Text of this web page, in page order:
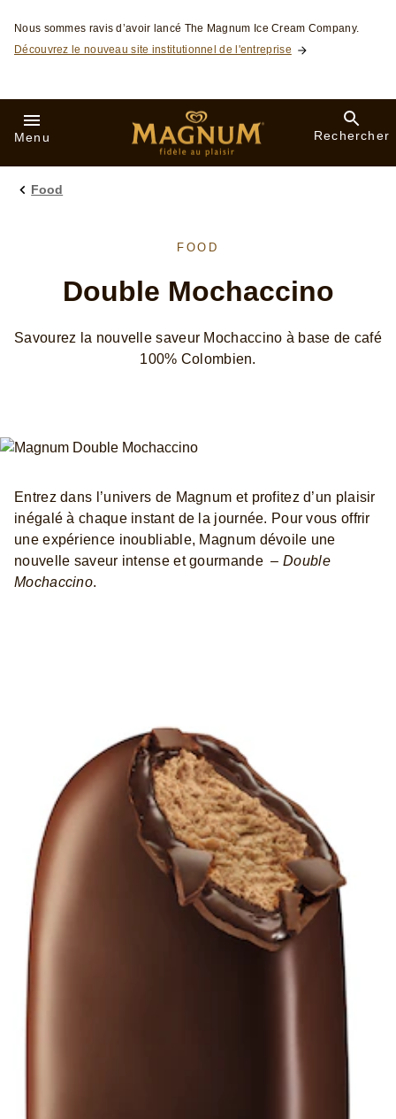
Skip to:
Nous sommes ravis d’avoir lancé The Magnum Ice Cream Company.
Découvrez le nouveau site institutionnel de l'entreprise
Menu Rechercher
Food
FOOD
Double Mochaccino
Savourez la nouvelle saveur Mochaccino à base de café
100% Colombien.
Entrez dans l’univers de Magnum et profitez d’un plaisir
inégalé à chaque instant de la journée. Pour vous offrir
une expérience inoubliable, Magnum dévoile une
nouvelle saveur intense et gourmande – Double
Mochaccino